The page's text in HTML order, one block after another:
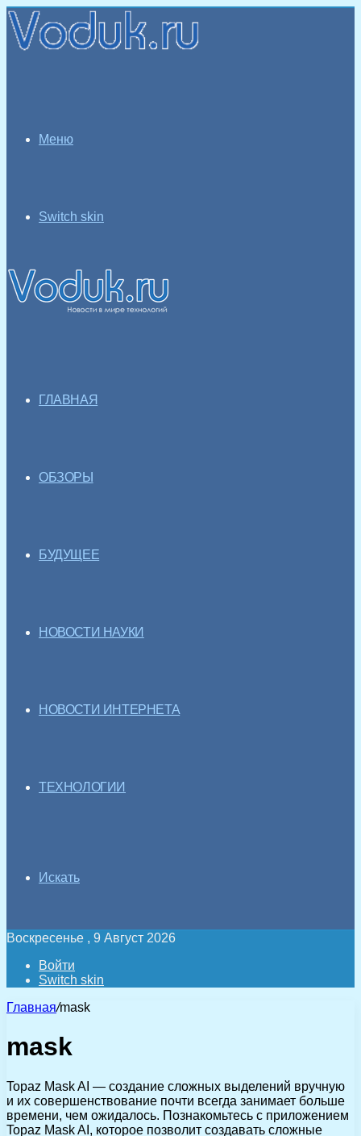
Меню
Switch skin
ГЛАВНАЯ
ОБЗОРЫ
БУДУЩЕЕ
НОВОСТИ НАУКИ
НОВОСТИ ИНТЕРНЕТА
ТЕХНОЛОГИИ
Искать
Воскресенье , 9 Август 2026
Войти
Switch skin
Главная/mask
mask
Topaz Mask AI — создание сложных выделений вручную
и их совершенствование почти всегда занимает больше
времени, чем ожидалось. Познакомьтесь с приложением
Topaz Mask AI, которое позволит создавать сложные